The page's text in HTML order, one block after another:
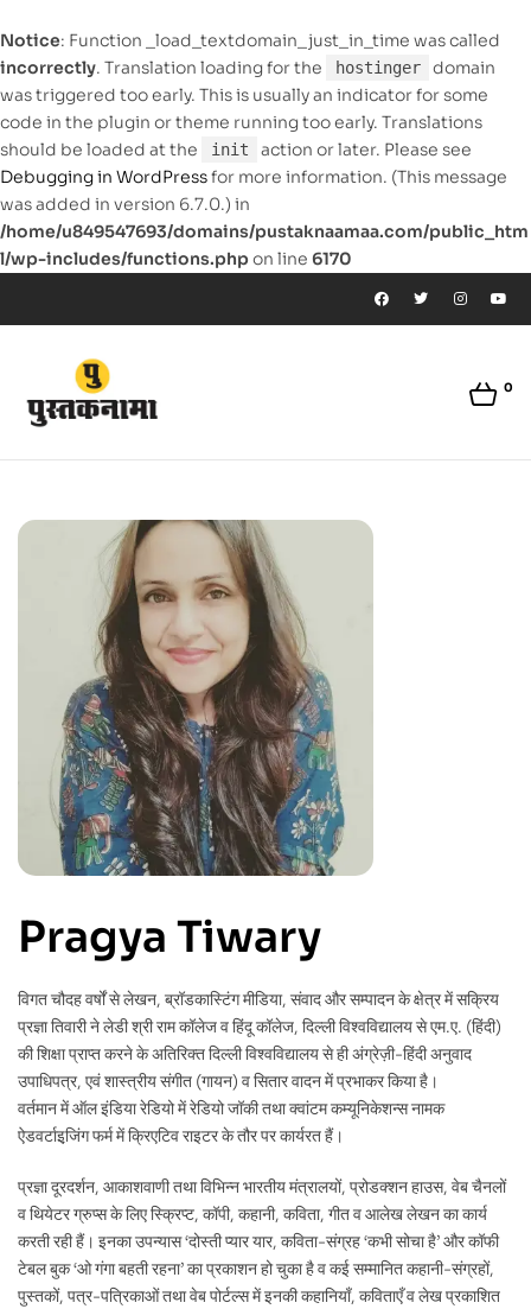
Notice: Function _load_textdomain_just_in_time was called
incorrectly. Translation loading for the hostinger
domain
was triggered too early. This is usually an indicator for some
code in the plugin or theme running too early. Translations
should be loaded at the
init
action or later. Please see
Debugging in WordPressfor more information. (This message
was added in version 6.7.0.) in
/home/u849547693/domains/pustaknaamaa.com/public_htm
l/wp-includes/functions.phpon line 6170
pustaknaamaa.com
0
Pragya Tiwary
विगत चौदह वर्षों से लेखन, ब्रॉडकास्टिंग मीडिया, संवाद और सम्पादन के क्षेत्र में सक्रिय
प्रज्ञा तिवारी ने लेडी श्री राम कॉलेज व हिंदू कॉलेज, दिल्ली विश्वविद्यालय से एम.ए. (हिंदी)
की शिक्षा प्राप्त करने के अतिरिक्त दिल्ली विश्वविद्यालय से ही अंग्रेज़ी-हिंदी अनुवाद
उपाधिपत्र, एवं शास्त्रीय संगीत (गायन) व सितार वादन में प्रभाकर किया है।
वर्तमान में ऑल इंडिया रेडियो में रेडियो जॉकी तथा क्वांटम कम्यूनिकेशन्स नामक
ऐडवर्टाइजि़ंग फर्म में क्रिएटिव राइटर के तौर पर कार्यरत हैं।
प्रज्ञा दूरदर्शन, आकाशवाणी तथा विभिन्न भारतीय मंत्रालयों, प्रोडक्शन हाउस, वेब चैनलों
व थियेटर ग्रुप्स के लिए स्क्रिप्ट, कॉपी, कहानी, कविता, गीत व आलेख लेखन का कार्य
करती रही हैं। इनका उपन्यास ‘दोस्ती प्यार यार, कविता-संग्रह ‘कभी सोचा है’ और कॉफी
टेबल बुक ‘ओ गंगा बहती रहना’ का प्रकाशन हो चुका है व कई सम्मानित कहानी-संग्रहों,
पुस्तकों, पत्र-पत्रिकाओं तथा वेब पोर्टल्स में इनकी कहानियाँ, कविताएँ व लेख प्रकाशित